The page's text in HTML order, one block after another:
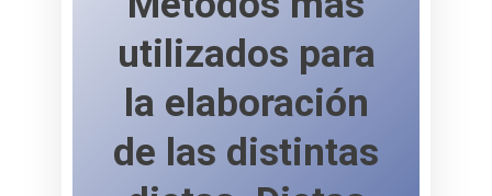
Elaboración
Las
Dietas.
Dietas
Según
Su
Consistencia:
utilizados para
la elaboración
de las distintas